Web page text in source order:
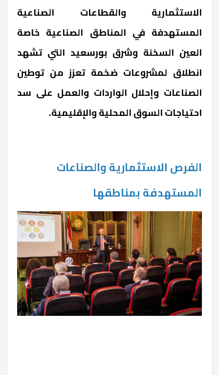
الاستثمارية والقطاعات الصناعية
المستهدفة في المناطق الصناعية خاصة
العين السخنة وشرق بورسعيد التي تشهد
انطلاق لمشروعات ضخمة تعزز من توطين
الصناعات وإحلال الواردات والعمل على سد
احتياجات السوق المحلية والإقليمية.
الفرص الاستثمارية والصناعات
المستهدفة بمناطقها